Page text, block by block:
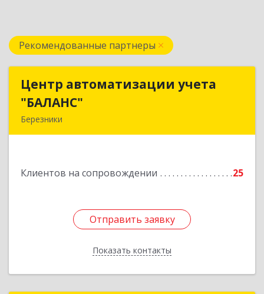
Рекомендованные партнеры
Центр автоматизации учета
"БАЛАНС"
Березники
Клиентов на сопровождении 25
Отправить заявку
Показать контакты
Центр автоматизации учета
Подробнее
Отправить заявку
Назад